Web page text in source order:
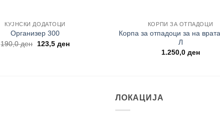
КУЈНСКИ ДОДАТОЦИ
Организер 300
190,0ден
Original
123,5 денCurrent
КОРПИ ЗА ОТПАДОЦИ
Корпа за отпадоци за на
Л
1.250,0 ден
ЛОКАЦИЈА